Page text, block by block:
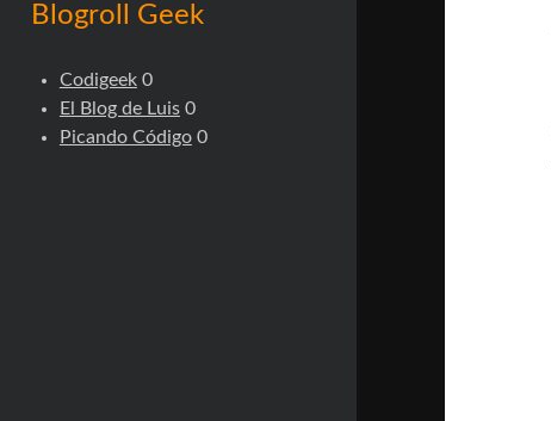
Blogroll Geek
Codigeek0
El Blog de Luis0
Picando Código0